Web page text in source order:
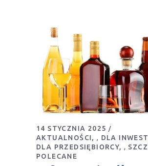
14 STYCZNIA 2025
AKTUALNOŚCI
, DLA
DLA PRZEDSIĘBIORCY ,
POLECANE